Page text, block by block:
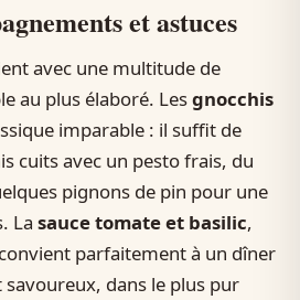
et astuces
avec une multitude de
au plus élaboré. Lesgnocchis
imparable : il suffit de
cuits avec un pesto frais, du
pignons de pin pour une
La sauce tomate et basilic,
parfaitement à un dîner
dans le plus pur